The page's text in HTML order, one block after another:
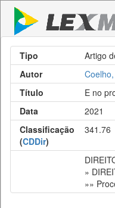
Tipo
Artigo
Autor
Título
E no
Data
2021
Classificação
(CDDir)
341.76
»
»»